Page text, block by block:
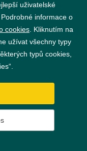
uživatelské
informace o
cookies . Kliknutím na
užívat všechny typy
typů cookies,